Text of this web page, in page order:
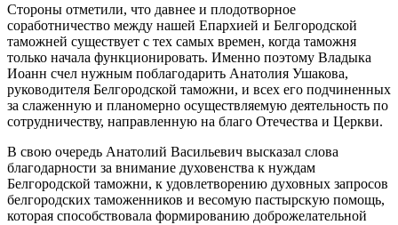
Стороны отметили, что давнее и плодотворное
соработничество между нашей Епархией и Белгородской
таможней существует с тех самых времен, когда таможня
только начала функционировать. Именно поэтому Владыка
Иоанн счел нужным поблагодарить Анатолия Ушакова,
руководителя Белгородской таможни, и всех его подчиненных
за слаженную и планомерно осуществляемую деятельность по
сотрудничеству, направленную на благо Отечества и Церкви.
В свою очередь Анатолий Васильевич высказал слова
благодарности за внимание духовенства к нуждам
Белгородской таможни, к удовлетворению духовных запросов
белгородских таможенников и весомую пастырскую помощь,
которая способствовала формированию доброжелательной